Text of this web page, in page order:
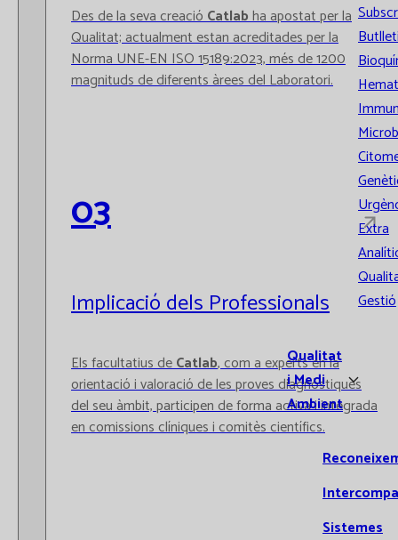
Extra
Gestió
Qualitat
i Medi
Ambient
Sistemes
Des de la seva creacióCatlabha apostat per la
Qualitat; actualment estan acreditades per la
Norma UNE-EN ISO 15189:2023, més de 1200
magnituds de diferents àrees del Laboratori.
03
Implicació dels Professionals
Els facultatius deCatlab, com a experts en la
orientació i valoració de les proves diagnòstiques
del seu àmbit, participen de forma activa i integrada
en comissions clíniques i comitès científics.